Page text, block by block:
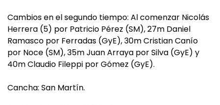
Cambios en el segundo tiempo: Al comenzar Nicolás
Herrera (5) por Patricio Pérez (SM), 27m Daniel
Ramasco por Ferradas (GyE), 30m Cristian Canío
por Noce (SM), 35m Juan Arraya por Silva (GyE) y
40m Claudio Fileppi por Gómez (GyE).
Cancha: San Martín.